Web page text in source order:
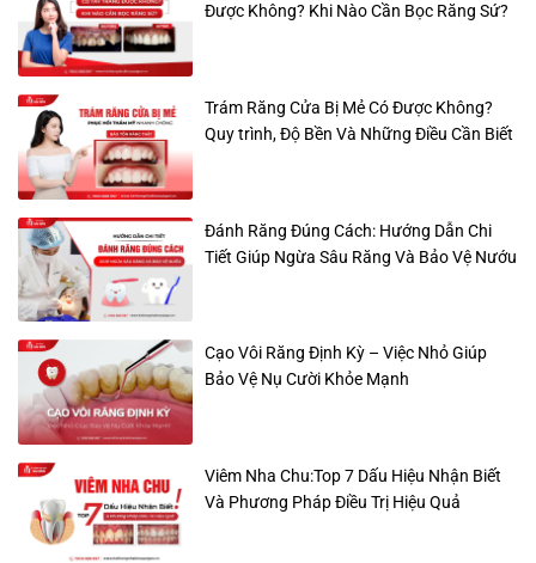
Được Không? Khi Nào Cần Bọc Răng Sứ?
Trám Răng Cửa Bị Mẻ Có Được Không?
Quy trình, Độ Bền Và Những Điều Cần Biết
Đánh Răng Đúng Cách: Hướng Dẫn Chi
Tiết Giúp Ngừa Sâu Răng Và Bảo Vệ Nướu
Cạo Vôi Răng Định Kỳ – Việc Nhỏ Giúp
Bảo Vệ Nụ Cười Khỏe Mạnh
Viêm Nha Chu:Top 7 Dấu Hiệu Nhận Biết
Và Phương Pháp Điều Trị Hiệu Quả